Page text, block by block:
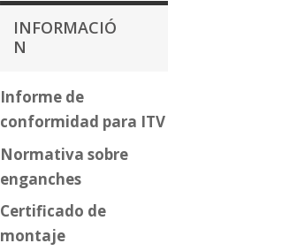
INFORMACIÓ
N
Informe de
conformidad para ITV
Normativa sobre
enganches
Certificado de
montaje